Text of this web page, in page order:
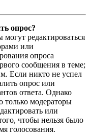
опрос?
редактироваться
или
опроса
сообщения в теме;
Если никто не успел
опрос или
ответа. Однако
только модераторы
или
чтобы нельзя было
голосования.